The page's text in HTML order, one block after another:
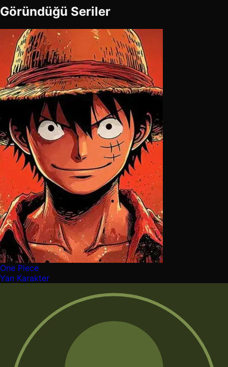
Göründüğü Seriler
One Piece
Yan Karakter